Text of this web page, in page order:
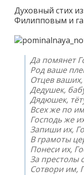
Духовный стих
Филипповым и
Да помянет
Род ваше
Отцев
Дедушек,
Дядюшек,
Всех же по
Господь же
Запиши их,
В грамоты
Понеси их,
За престолы
Сотвори им,